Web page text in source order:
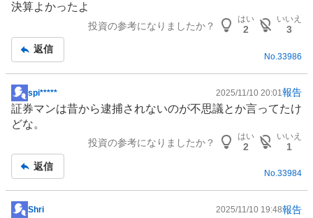
決算よかったよ
投資の参考になりましたか？
はい
2
いいえ
3
返信
No. 33986
掲
示
板
spi***** 2025/11/10 20:01 報告
証券マンは昔から逮捕されないのが不思議とか言ってたけ
どな。
投資の参考になりましたか？
はい
2
いいえ
1
返信
No.33984
Shri 2025/11/10 19:48報告